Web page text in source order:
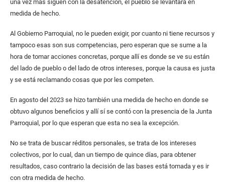
una vez más siguen con la desatención, el pueblo se levantará en
medida de hecho.
Al Gobierno Parroquial, no le pueden exigir, por cuanto ni tiene recursos y
tampoco esas son sus competencias, pero esperan que se sume a la
hora de tomar acciones concretas, porque allí es donde se ve su están
del lado de pueblo o del lado de otros intereses, porque la causa es justa
y se está reclamando cosas que por les competen.
En agosto del 2023 se hizo también una medida de hecho en donde se
obtuvo algunos beneficios y allí sí se contó con la presencia de la Junta
Parroquial, por lo que esperan que esta no sea la excepción.
No se trata de buscar réditos personales, se trata de los intereses
colectivos, por lo cual, dan un tiempo de quince días, para obtener
resultados, caso contrario la decisión de las bases está tomada y es ir
con otra medida de hecho.